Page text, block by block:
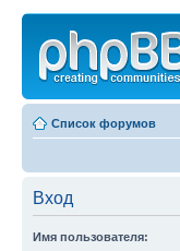
Список форумов
Вход
Имя пользователя: